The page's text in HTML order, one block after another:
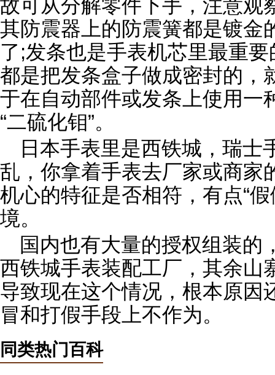
故可从分解零件下手，注意观
其防震器上的防震簧都是镀金
了;发条也是手表机芯里最重
都是把发条盒子做成密封的，
于在自动部件或发条上使用一
“二硫化钼”。
日本手表里是西铁城，瑞士
乱，你拿着手表去厂家或商家
机心的特征是否相符，有点“
境。
国内也有大量的授权组装的
西铁城手表装配工厂，其余山
导致现在这个情况，根本原因
冒和打假手段上不作为。
同类热门百科